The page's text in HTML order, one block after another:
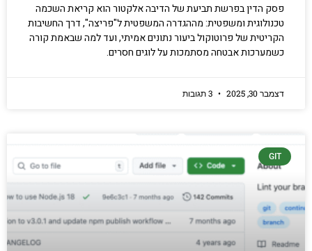
פסק הדין בפרשת תביעת של הדיבה אלקטור הוא קריאת השכמה
טכנולוגית ומשפטית: מההגדרה המשפטית ל"פריצה", דרך החשיבות
הקריטית של פרוטוקול ביעור נתונים אמיתי, ועד למה שבאמת קורה
כשמערכות אבטחה מסתמכות על לוגים חסרים.
דצמבר 30, 2025
GIT